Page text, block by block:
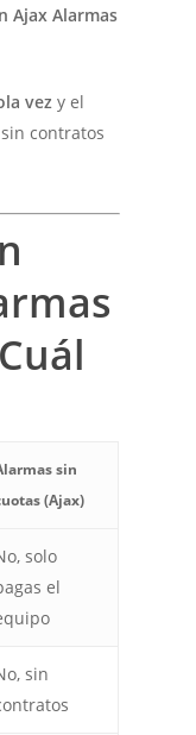
Ajax Alarmas
vez y el
contratos
sin
(Ajax)
solo
el
sin